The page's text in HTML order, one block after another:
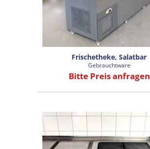
Frischetheke, Salatbar
Gebrauchtware
Bitte Preis anfragen